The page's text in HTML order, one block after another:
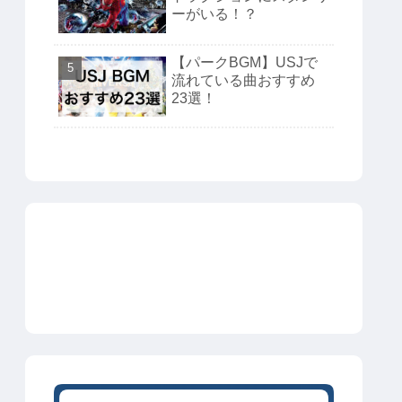
ーがいる！？
【パークBGM】USJで
流れている曲おすすめ
23選！